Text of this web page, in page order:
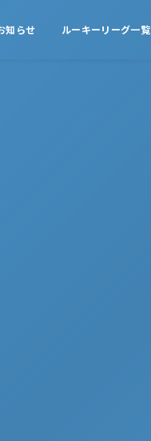
知らせ ルーキーリーグ一覧